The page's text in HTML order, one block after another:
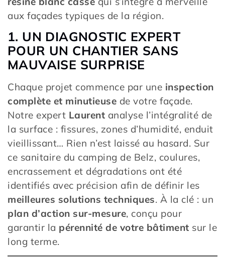
aux façades typiques de la région.
1. UN DIAGNOSTIC EXPERT
POUR UN CHANTIER SANS
MAUVAISE SURPRISE
Chaque projet commence par une inspection
complète et minutieuse de votre façade.
Notre expert Laurent analyse l’intégralité de
la surface : fissures, zones d’humidité, enduit
vieillissant… Rien n’est laissé au hasard. Sur
ce sanitaire du camping de Belz, coulures,
encrassement et dégradations ont été
identifiés avec précision afin de définir les
meilleures solutions techniques. À la clé : un
plan d’action sur-mesure, conçu pour
garantir la pérennité de votre bâtiment sur le
long terme.